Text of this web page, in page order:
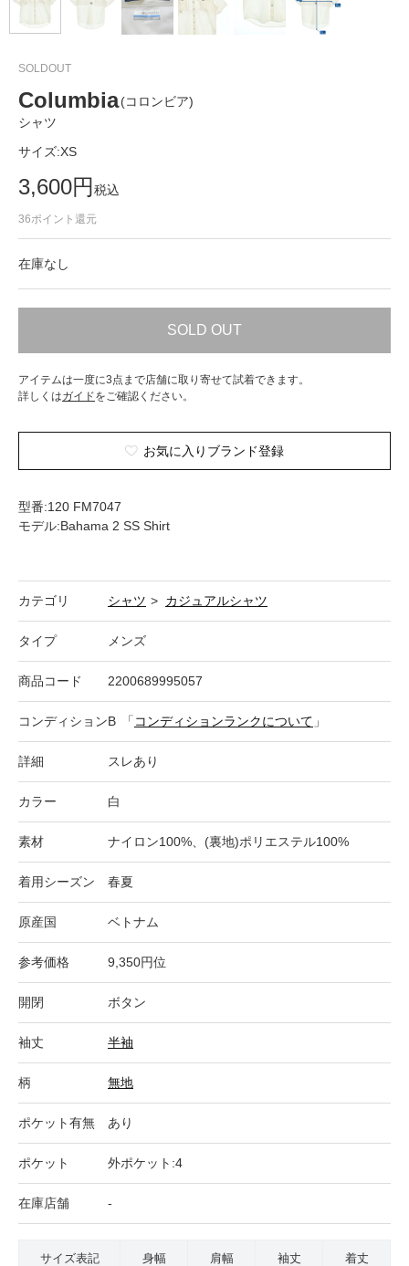
SOLDOUT
Columbia(コロンビア)
シャツ
サイズ:XS
3,600円税込
36ポイント還元
在庫なし
SOLD OUT
アイテムは一度に3点まで店舗に取り寄せて試着できます。
詳しくはガイドをご確認ください。
お気に入りブランド登録
型番:120 FM7047
モデル:Bahama 2 SS Shirt
カテゴリ シャツ > カジュアルシャツ
タイプ メンズ
商品コード 2200689995057
コンディションB 「 コンディションランクについて 」
詳細 スレあり
カラー 白
素材 ナイロン100%、(裏地)ポリエステル100%
着用シーズン 春夏
原産国 ベトナム
参考価格 9,350円位
開閉 ボタン
袖丈 半袖
柄 無地
ポケット有無 あり
ポケット 外ポケット:4
在庫店舗 -
サイズ表記 身幅 肩幅 袖丈 着丈